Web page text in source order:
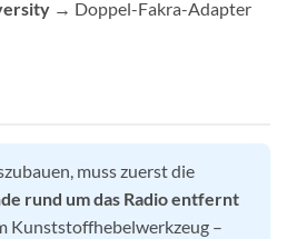
→ Doppel-Fakra-Adapter
muss zuerst die
rund um das Radio entfernt
Kunststoffhebelwerkzeug –